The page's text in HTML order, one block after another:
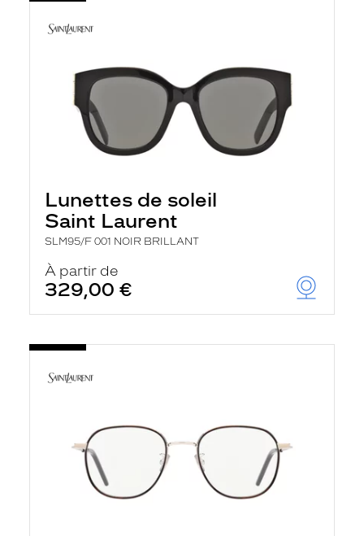
Lunettes de soleil
Saint Laurent
SLM95/F 001 NOIR BRILLANT
À partir de
329,00 €